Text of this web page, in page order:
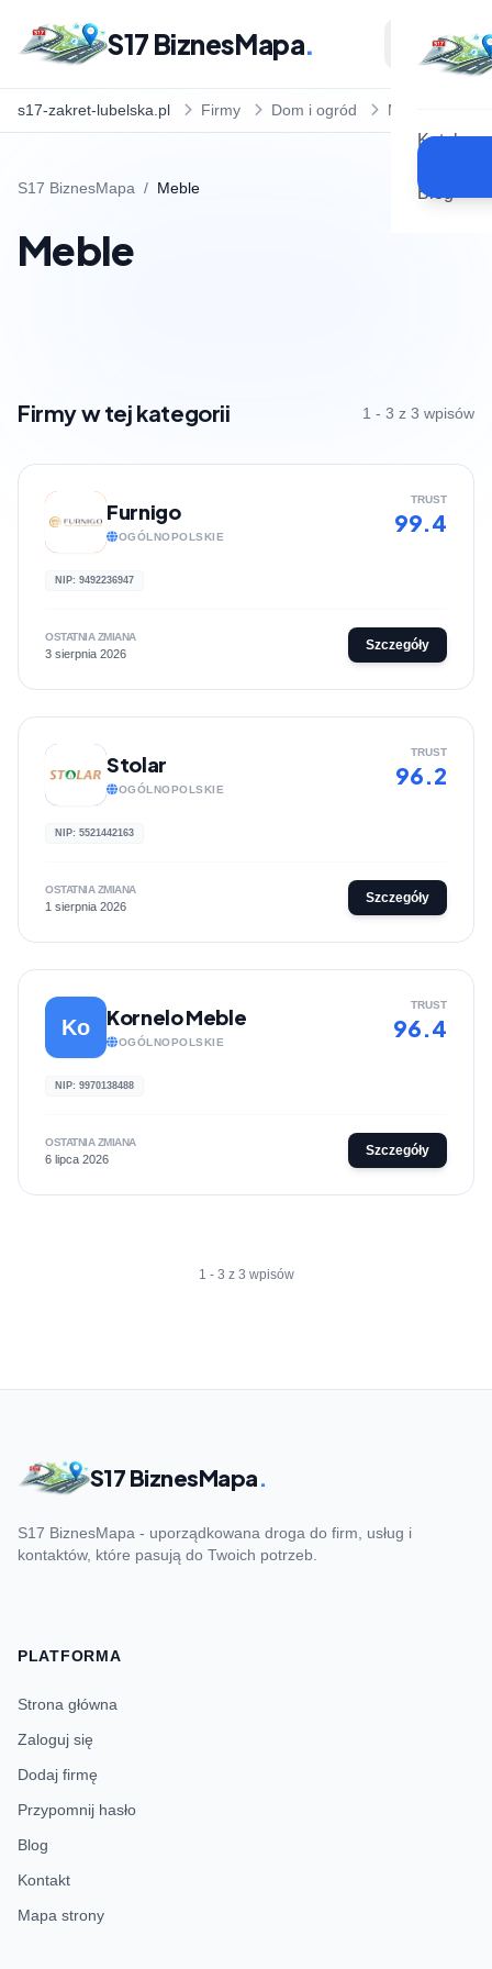
S17 BiznesMapa.
Katalog
Blog
s17-zakret-lubelska.pl Firmy Dom i ogród Meble
S17 BiznesMapa / Meble
Meble
Firmy w tej kategorii 1 - 3 z 3 wpisów
Furnigo
OGÓLNOPOLSKIE
TRUST
99.4
NIP: 9492236947
OSTATNIA ZMIANA
3 sierpnia 2026
Szczegóły
Stolar
OGÓLNOPOLSKIE
TRUST
96.2
NIP: 5521442163
OSTATNIA ZMIANA
1 sierpnia 2026
Szczegóły
Ko Kornelo Meble
OGÓLNOPOLSKIE
TRUST
96.4
NIP: 9970138488
OSTATNIA ZMIANA
6 lipca 2026
Szczegóły
1 - 3 z 3 wpisów
S17 BiznesMapa.
S17 BiznesMapa - uporządkowana droga do firm, usług i
kontaktów, które pasują do Twoich potrzeb.
PLATFORMA
Strona główna
Zaloguj się
Dodaj firmę
Przypomnij hasło
Blog
Kontakt
Mapa strony